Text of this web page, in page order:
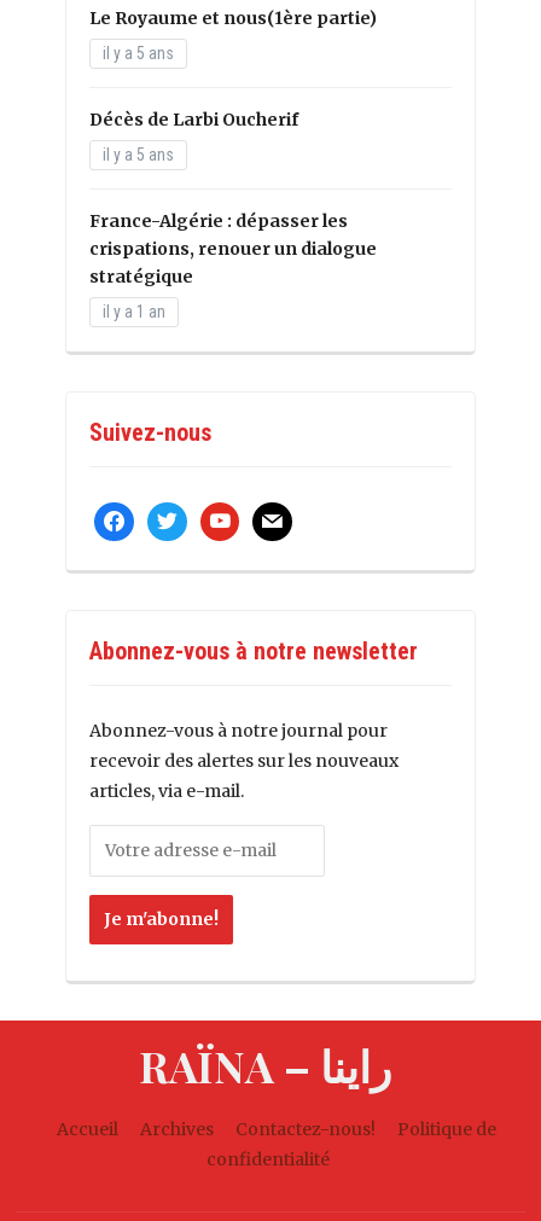
Le Royaume et nous(1ère partie)
il y a 5 ans
Décès de Larbi Oucherif
il y a 5 ans
France-Algérie : dépasser les
crispations, renouer un dialogue
stratégique
il y a 1 an
Suivez-nous
facebooktwitteryoutubemail
Abonnez-vous à notre newsletter
Abonnez-vous à notre journal pour
recevoir des alertes sur les nouveaux
articles, via e-mail.
RAÏNA – راينا
Accueil Archives Contactez-nous!
Politique de
confidentialité